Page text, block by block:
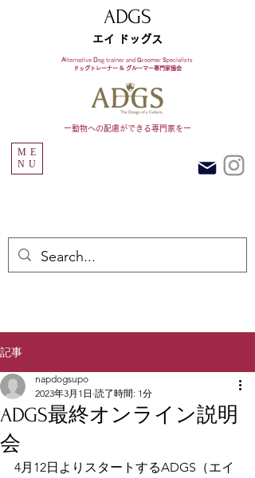
ー​動物への配慮ができる専門家をー
Alternative Dog trainer and Groomer Specialists
ドッグトレーナー & グルーマー専門家協会​
ME
NU
ADGS
エイ ドッグス
記事
ADGS最終オンライン説明
会
napdogsupo
2023年3月1日 読了時間: 1分
4月12日よりスタートするADGS（エイ